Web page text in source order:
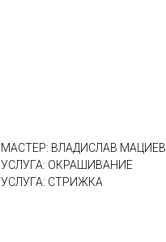
МАСТЕР: ВЛАДИСЛАВ
УСЛУГА: ОКРАШИВАНИЕ
УСЛУГА: СТРИЖКА